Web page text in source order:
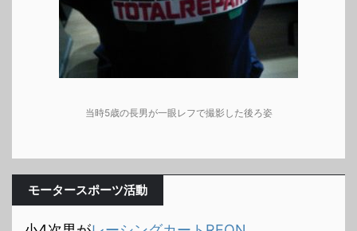
当時5歳の長男が一眼レフで撮影した後ろ姿
モータースポーツ活動